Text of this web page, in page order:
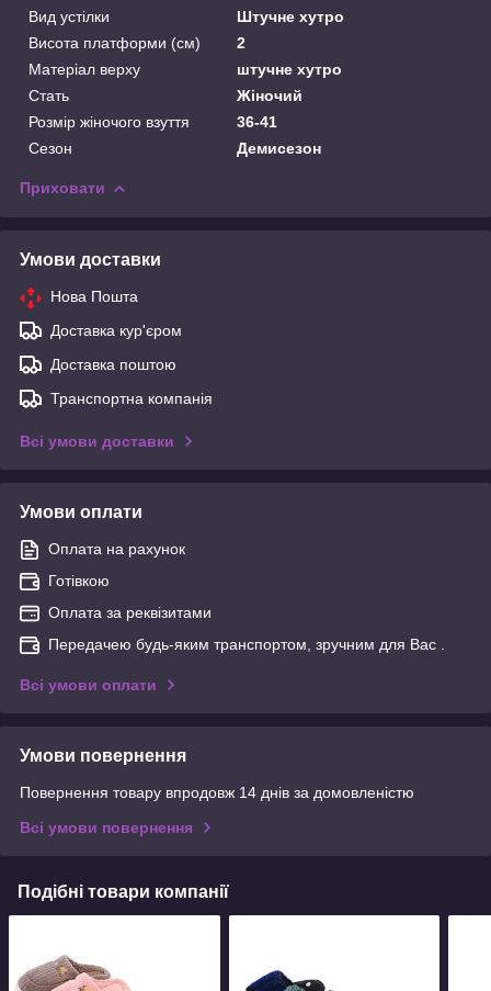
Вид устілки
Штучне хутро
Висота платформи (см)
2
Матеріал верху
штучне хутро
Стать
Жіночий
Розмір жіночого взуття
36-41
Сезон
Демисезон
Приховати
Умови доставки
Нова Пошта
Доставка кур'єром
Доставка поштою
Транспортна компанія
Всі умови доставки
Умови оплати
Оплата на рахунок
Готівкою
Оплата за реквізитами
Передачею будь-яким транспортом, зручним для Вас .
Всі умови оплати
Умови повернення
Повернення товару впродовж 14 днів за домовленістю
Всі умови повернення
Подібні товари компанії